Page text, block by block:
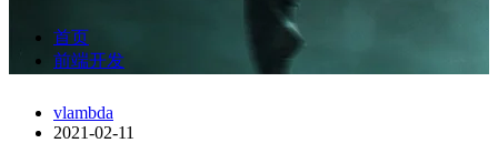
首页
前端开发
vlambda
2021-02-11